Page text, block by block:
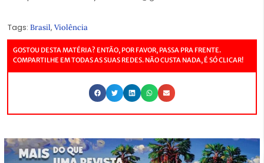
Tags: Brasil, Violência
GOSTOU DESTA MATÉRIA? ENTÃO, POR FAVOR, PASSA PRA FRENTE.
COMPARTILHE EM TODAS AS SUAS REDES. NÃO CUSTA NADA, É SÓ CLICAR!